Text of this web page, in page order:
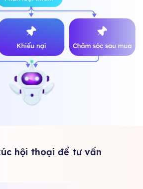
hội thoại để tư vấn